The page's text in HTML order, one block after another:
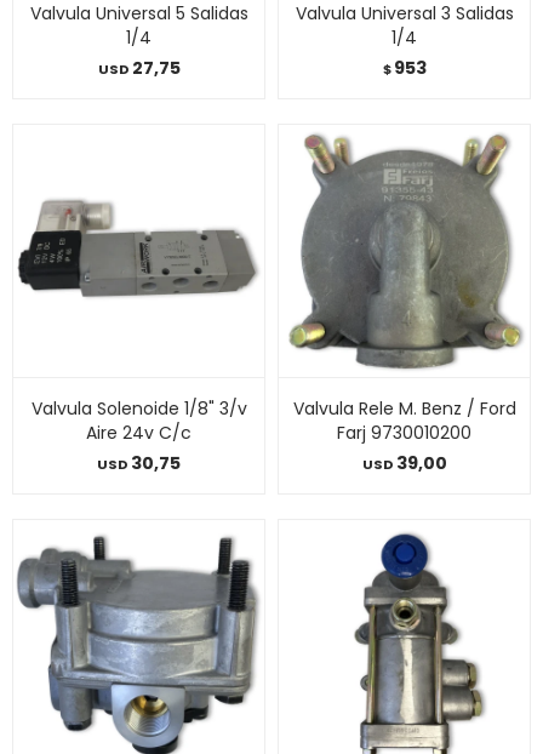
Valvula Universal 5 Salidas
1/4
USD 27,75
Valvula Universal 3 Salidas
1/4
$ 953
Valvula Solenoide 1/8" 3/v
Aire 24v C/c
USD 30,75
Valvula Rele M. Benz / Ford
Farj 9730010200
USD 39,00